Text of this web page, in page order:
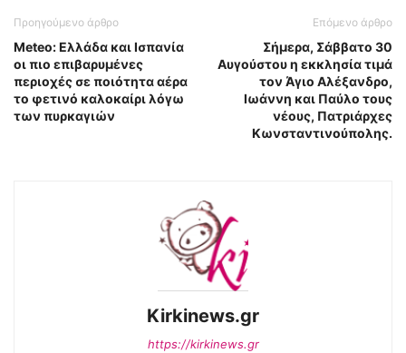
Προηγούμενο άρθρο
Meteo: Ελλάδα και Ισπανία
οι πιο επιβαρυμένες
περιοχές σε ποιότητα αέρα
το φετινό καλοκαίρι λόγω
των πυρκαγιών
Επόμενο άρθρο
Σήμερα, Σάββατο 30
Αυγούστου η εκκλησία τιμά
τον Άγιο Αλέξανδρο,
Ιωάννη και Παύλο τους
νέους, Πατριάρχες
Κωνσταντινούπολης.
Kirkinews.gr
https://kirkinews.gr